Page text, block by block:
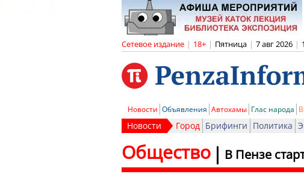
Сетевое издание | 18+ | Пятница | 7 авг 2026 |
Новости Объявления Автохамы Глас народа
Новости Город Брифинги Политика
В Пензе
Общество